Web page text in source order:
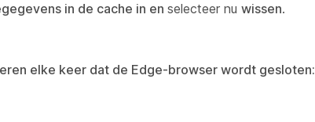
in de cache in en selecteer nu wissen.
elke keer dat de Edge-browser wordt gesloten: